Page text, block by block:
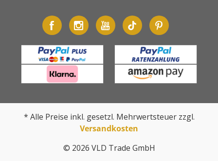
* Alle Preise inkl. gesetzl. Mehrwertsteuer zzgl.
Versandkosten
© 2026 VLD Trade GmbH